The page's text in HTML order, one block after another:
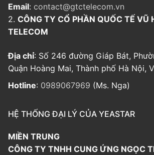
Email: contact@gtctelecom.vn
2. CÔNG TY CỔ PHẦN QUỐC TẾ VŨ
TELECOM
Địa chỉ: Số 246 đường Giáp Bát,
Quận Hoàng Mai, Thành phố Hà Nội,
Hotline: 0989067969 (Ms. Nga)
HỆ THỐNG ĐẠI LÝ CỦA YEASTAR
MIỀN TRUNG
CÔNG TY TNHH CUNG ỨNG NGỌC